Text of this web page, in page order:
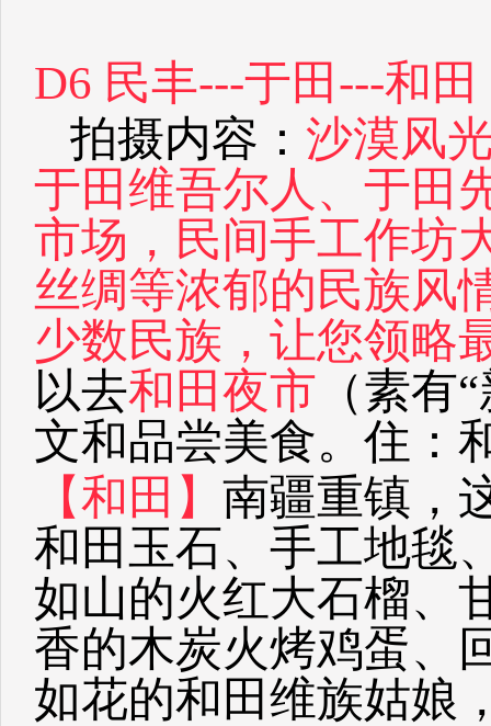
D6 民丰---于田---和田
拍摄内容： 沙漠风
于田维吾尔人、于田
市场，民间手工作坊
丝绸等浓郁的民族风
少数民族，让您领略
以去和田夜市 （素有
文和品尝美食。住：
【和田】 南疆重镇，
和田玉石、手工地毯
如山的火红大石榴、
香的木炭火烤鸡蛋、
如花的和田维族姑娘